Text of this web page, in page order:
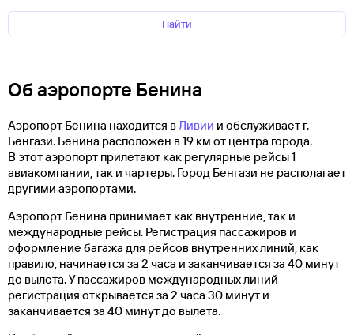
Найти
Об аэропорте Бенина
Аэропорт Бенина находится вЛивии и обслуживает г.
Бенгази. Бенина расположен в 19 км от центра города.
В этот аэропорт прилетают как регулярные рейсы 1
авиакомпании, так и чартеры. Город Бенгази не располагает
другими аэропортами.
Аэропорт Бенина принимает как внутренние, так и
международные рейсы. Регистрация пассажиров и
оформление багажа для рейсов внутренних линий, как
правило, начинается за 2 часа и заканчивается за 40 минут
до вылета. У пассажиров международных линий
регистрация открывается за 2 часа 30 минут и
заканчивается за 40 минут до вылета.